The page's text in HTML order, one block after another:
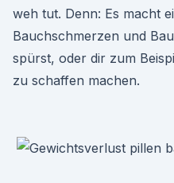
weh tut. Denn: Es macht
Bauchschmerzen und
spürst, oder dir zum
zu schaffen machen.